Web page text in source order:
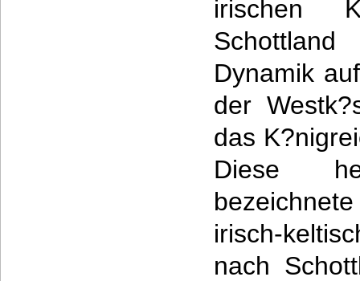
irischen
Dynamik
der
das
Diese
irisch-
nach